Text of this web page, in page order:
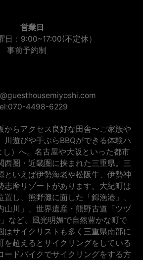
営業日
日：9:00~17:00(不定休）
事前予約制
4498-6229
からアクセス良好な田舎〜ご家族や
川遊びや手ぶらBBQができる体験ハ
）へ。名古屋や大阪といった都市
西圏・近畿圏に挟まれた三重県。三
といえば伊勢海老や松阪牛、伊勢神
志摩リゾートがあります。大紀町は
し、熊野灘に面した「錦漁港」、
山川」、世界遺産・熊野古道「ツヅ
など、風光明媚で自然豊かな町で
はサイクリストも多く三重県南部に
を超えるとサイクリングをしている
ードバイクでサイクリングをする方